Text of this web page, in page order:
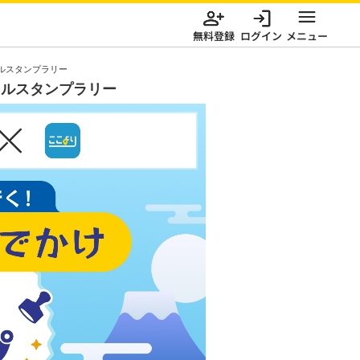
無料登録 ログイン メニュー
スタンプラリー
スタンプラリー